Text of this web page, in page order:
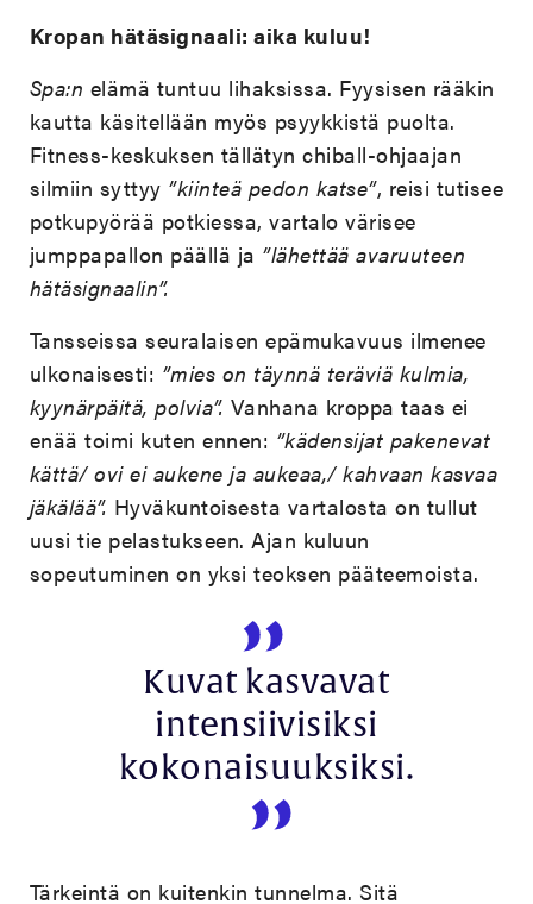
Kropan hätäsignaali: aika kuluu!
Spa:n elämä tuntuu lihaksissa. Fyysisen rääkin
kautta käsitellään myös psyykkistä puolta.
Fitness-keskuksen tällätyn chiball-ohjaajan
silmiin syttyy ”kiinteä pedon katse”, reisi tutisee
potkupyörää potkiessa, vartalo värisee
jumppapallon päällä ja ”lähettää avaruuteen
hätäsignaalin”.
Tansseissa seuralaisen epämukavuus ilmenee
ulkonaisesti: ”mies on täynnä teräviä kulmia,
kyynärpäitä, polvia”. Vanhana kroppa taas ei
enää toimi kuten ennen: ”kädensijat pakenevat
kättä/ ovi ei aukene ja aukeaa,/ kahvaan kasvaa
jäkälää”. Hyväkuntoisesta vartalosta on tullut
uusi tie pelastukseen. Ajan kuluun
sopeutuminen on yksi teoksen pääteemoista.
Kuvat kasvavat
intensiivisiksi
kokonaisuuksiksi.
Tärkeintä on kuitenkin tunnelma. Sitä